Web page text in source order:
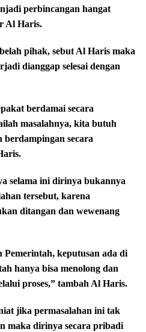
perbincangan hangat
Al Haris.
pihak, sebut Al Haris maka
dianggap selesai dengan
berdamai secara
masalahnya, kita butuh
secara
selama ini dirinya bukannya
tersebut, karena
ditangan dan wewenang
keputusan ada di
hanya bisa menolong dan
proses,” tambah Al Haris.
jika permasalahan ini tak
maka dirinya secara pribadi